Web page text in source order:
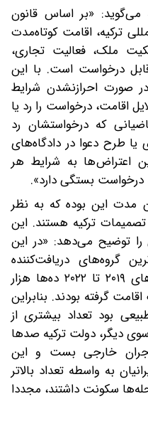
می‌گوید: «بر اساس قانون
ترکیه، اقامت کوتاه‌مدت
ملک، فعالیت تجاری،
درخواست است. با این
در صورت احرازنشدن شرایط
اقامت، درخواست را رد یا
که درخواستشان رد
طرح دعوا در دادگاه‌های
اعتراض‌ها به شرایط هر
درخواست بستگی دارد».
مدت این بوده که به نظر
ترکیه هستند. این
توضیح می‌دهد: «در این
گروه‌های دریافت‌کننده
اقامت در ترکیه بوده‌اند. در سال‌های ۲۰۱۹ تا ۲۰۲۲ ده‌ها هزار
گرفته بودند. بنابراین
بود تعداد بیشتری از
سوی دیگر، دولت ترکیه صدها
خارجی بست و این
به واسطه تعداد بالاتر
سکونت داشتند، مجددا